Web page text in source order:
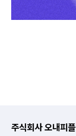
주식회사 오내피플